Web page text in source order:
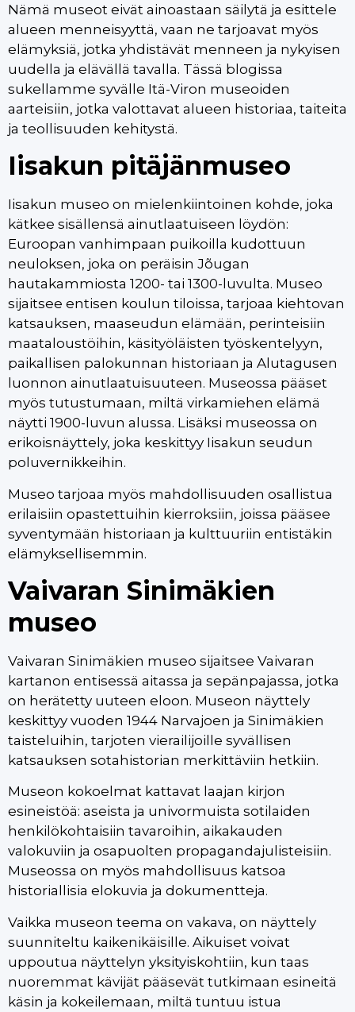
Nämä museot eivät ainoastaan säilytä ja esittele
alueen menneisyyttä, vaan ne tarjoavat myös
elämyksiä, jotka yhdistävät menneen ja nykyisen
uudella ja elävällä tavalla. Tässä blogissa
sukellamme syvälle Itä-Viron museoiden
aarteisiin, jotka valottavat alueen historiaa, taiteita
ja teollisuuden kehitystä.
Iisakun pitäjänmuseo
Iisakun museo on mielenkiintoinen kohde, joka
kätkee sisällensä ainutlaatuiseen löydön:
Euroopan vanhimpaan puikoilla kudottuun
neuloksen, joka on peräisin Jõugan
hautakammiosta 1200- tai 1300-luvulta. Museo
sijaitsee entisen koulun tiloissa, tarjoaa kiehtovan
katsauksen, maaseudun elämään, perinteisiin
maataloustöihin, käsityöläisten työskentelyyn,
paikallisen palokunnan historiaan ja Alutagusen
luonnon ainutlaatuisuuteen. Museossa pääset
myös tutustumaan, miltä virkamiehen elämä
näytti 1900-luvun alussa. Lisäksi museossa on
erikoisnäyttely, joka keskittyy Iisakun seudun
poluvernikkeihin.
Museo tarjoaa myös mahdollisuuden osallistua
erilaisiin opastettuihin kierroksiin, joissa pääsee
syventymään historiaan ja kulttuuriin entistäkin
elämyksellisemmin.
Vaivaran Sinimäkien
museo
Vaivaran Sinimäkien museo sijaitsee Vaivaran
kartanon entisessä aitassa ja sepänpajassa, jotka
on herätetty uuteen eloon. Museon näyttely
keskittyy vuoden 1944 Narvajoen ja Sinimäkien
taisteluihin, tarjoten vierailijoille syvällisen
katsauksen sotahistorian merkittäviin hetkiin.
Museon kokoelmat kattavat laajan kirjon
esineistöä: aseista ja univormuista sotilaiden
henkilökohtaisiin tavaroihin, aikakauden
valokuviin ja osapuolten propagandajulisteisiin.
Museossa on myös mahdollisuus katsoa
historiallisia elokuvia ja dokumentteja.
Vaikka museon teema on vakava, on näyttely
suunniteltu kaikenikäisille. Aikuiset voivat
uppoutua näyttelyn yksityiskohtiin, kun taas
nuoremmat kävijät pääsevät tutkimaan esineitä
käsin ja kokeilemaan, miltä tuntuu istua